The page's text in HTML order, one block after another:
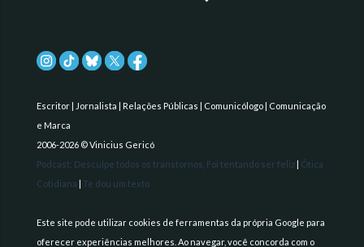
Escritor | Jornalista | Relações Públicas | Comunicólogo | Comunicação
e Marca
2006-2026 © Vinicius Gericó
Podcast: Desculpe todos os transtornos, Foi tentando ser feliz | Ótica
Cotidiana | Te dou um texto
Este site pode utilizar cookies de ferramentas da própria Google para
oferecer experiências melhores. Ao navegar, você concorda com o